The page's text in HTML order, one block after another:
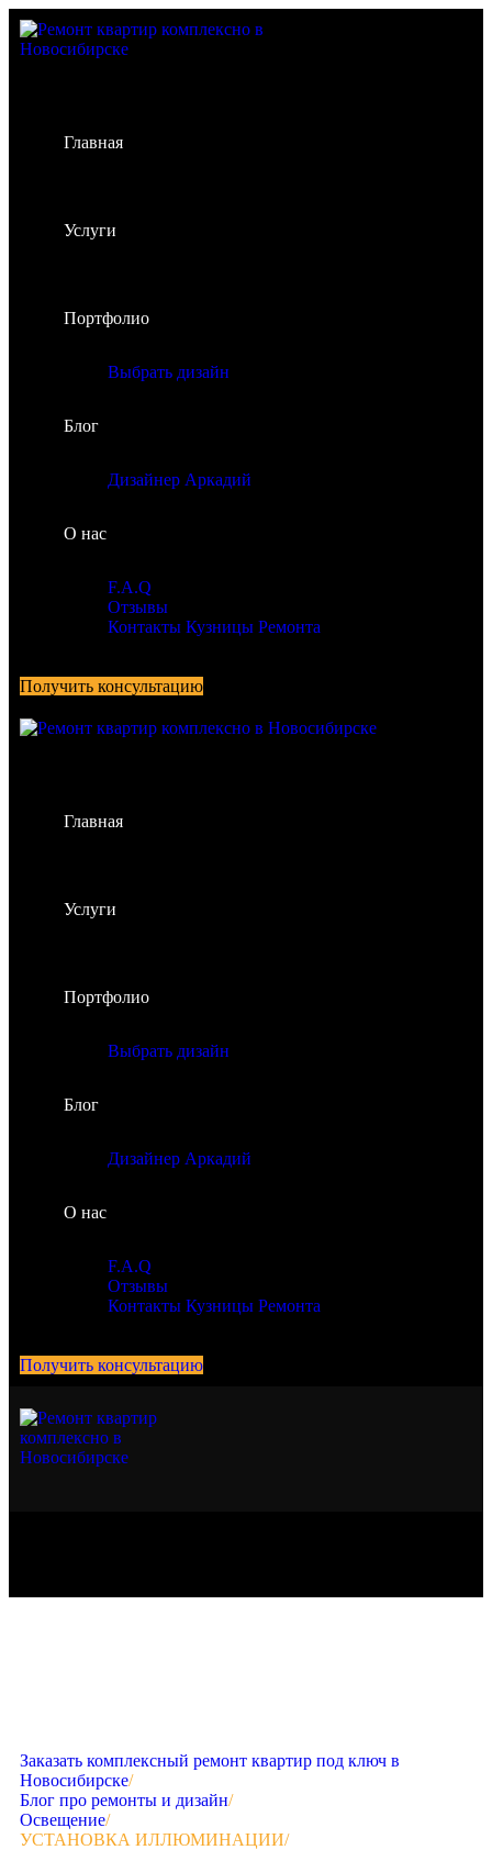
Главная
Услуги
Портфолио
Выбрать дизайн
Блог
Дизайнер Аркадий
О нас
F.A.Q
Отзывы
Контакты Кузницы Ремонта
Получить консультацию
Главная
Услуги
Портфолио
Выбрать дизайн
Блог
Дизайнер Аркадий
О нас
F.A.Q
Отзывы
Контакты Кузницы Ремонта
Получить консультацию
Заказать комплексный ремонт квартир под ключ в
Новосибирске/
Блог про ремонты и дизайн/
Освещение/
УСТАНОВКА ИЛЛЮМИНАЦИИ/